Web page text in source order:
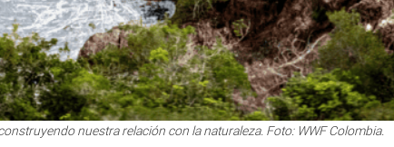
nuestra relación con la naturaleza. Foto: WWF Colombia.